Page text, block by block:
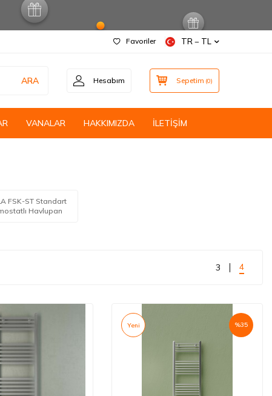
Favoriler TR − TL
ARA Hesabım Sepetim (0)
VANALAR HAKKIMIZDA İLETİŞİM
FSK-ST Standart
Havlupan
3 4
%35
Yeni